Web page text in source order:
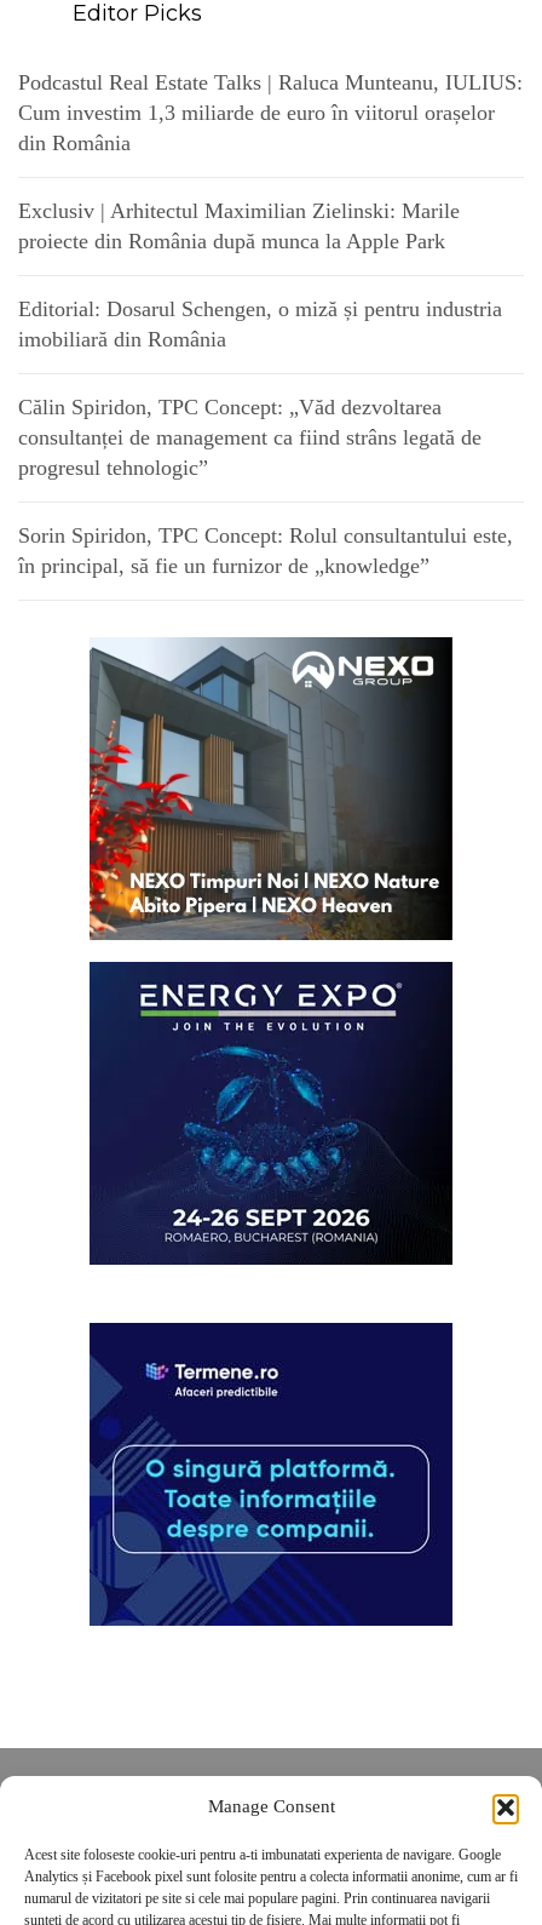
Manage Consent
Acest site foloseste cookie-uri pentru a-ti imbunatati experienta de navigare. Google
Analytics și Facebook pixel sunt folosite pentru a colecta informatii anonime, cum ar fi
numarul de vizitatori pe site si cele mai populare pagini. Prin continuarea navigarii
sunteti de acord cu utilizarea acestui tip de fisiere. Mai multe informatii pot fi
Editor Picks
Podcastul Real Estate Talks | Raluca Munteanu, IULIUS:
Cum investim 1,3 miliarde de euro în viitorul orașelor
din România
Exclusiv | Arhitectul Maximilian Zielinski: Marile
proiecte din România după munca la Apple Park
Editorial: Dosarul Schengen, o miză și pentru industria
imobiliară din România
Călin Spiridon, TPC Concept: „Văd dezvoltarea
consultanței de management ca fiind strâns legată de
progresul tehnologic”
Sorin Spiridon, TPC Concept: Rolul consultantului este,
în principal, să fie un furnizor de „knowledge”
POLITICĂ DE CONFIDENȚIALITATE
Politica de cookies